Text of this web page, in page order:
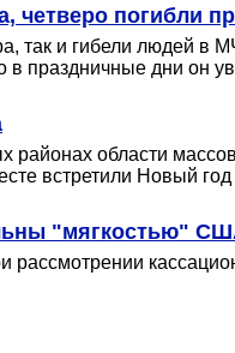
четверо погибли
так и гибели людей в
праздничные дни он
области
встретили Новый год
"мягкостью"